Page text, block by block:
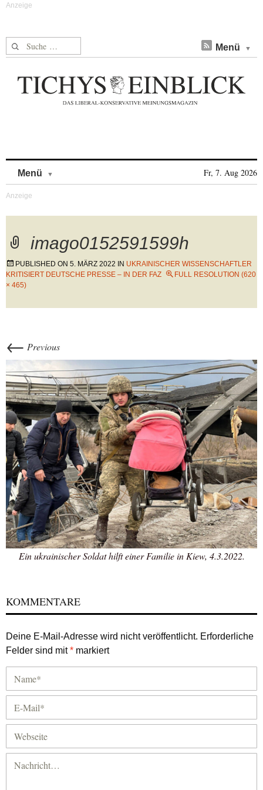
Suche nach: Menü
Menü Fr, 7. Aug 2026
imago0152591599h
PUBLISHED ON 5. MÄRZ 2022 IN UKRAINISCHER WISSENSCHAFTLER
KRITISIERT DEUTSCHE PRESSE – IN DER FAZ
FULL RESOLUTION (620
× 465)
← Previous
Ein ukrainischer Soldat hilft einer Familie in Kiew, 4.3.2022.
KOMMENTARE
Deine E-Mail-Adresse wird nicht veröffentlicht. Erforderliche
Felder sind mit* markiert